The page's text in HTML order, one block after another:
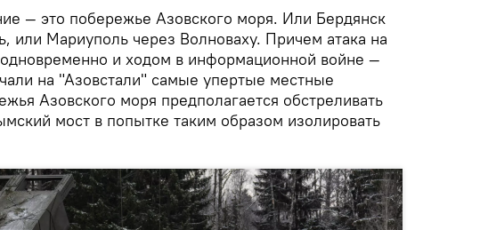
— это побережье Азовского моря. Или Бердянск
или Мариуполь через Волноваху. Причем атака на
и ходом в информационной войне —
на "Азовстали" самые упертые местные
Азовского моря предполагается обстреливать
мост в попытке таким образом изолировать